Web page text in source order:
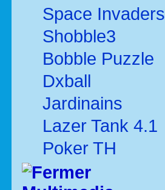
Space Invaders
Shobble3
Bobble Puzzle
Dxball
Jardinains
Lazer Tank 4.1
Poker TH